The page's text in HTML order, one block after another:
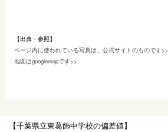
【出典・参照】
ページ内に使われている写真は、公式サイトのものです>>
地図はgooglemapです>>
【千葉県立東葛飾中学校の偏差値】